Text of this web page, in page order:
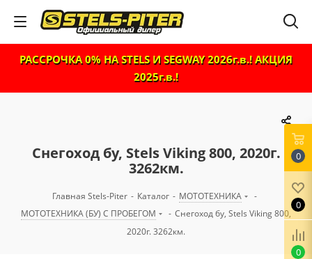
РАССРОЧКА 0% НА STELS И SEGWAY 2026г.в.! АКЦИЯ
2025г.в.!
Снегоход бу, Stels Viking 800, 2020г.
3262км.
Главная Stels-Piter - Каталог - МОТОТЕХНИКА
-
МОТОТЕХНИКА (БУ) С ПРОБЕГОМ
- Снегоход бу, Stels Viking 800,
2020г. 3262км.
0
0
0